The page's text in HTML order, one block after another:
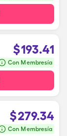
$193.41
Con Membresía
$279.34
Con Membresía